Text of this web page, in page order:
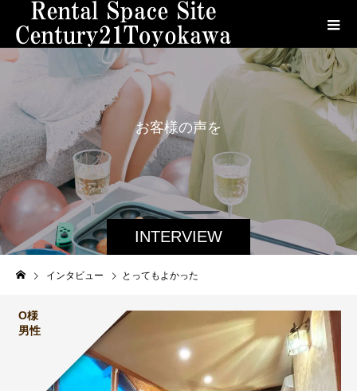
INTERVIEW
お 客様 の声 を
ご紹介しま す。
インタビュー とってもよかった
O様
男性